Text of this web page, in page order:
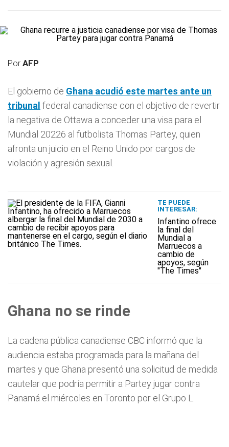
PorAFP
El gobierno de Ghana acudió este martes ante un
tribunal federal canadiense con el objetivo de revertir
la negativa de Ottawa a conceder una visa para el
Mundial 20226 al futbolista Thomas Partey, quien
afronta un juicio en el Reino Unido por cargos de
violación y agresión sexual.
TE PUEDE
INTERESAR:
Infantino ofrece
la final del
Mundial a
Marruecos a
cambio de
apoyos, según
"The Times"
Ghana no se rinde
La cadena pública canadiense CBC informó que la
audiencia estaba programada para la mañana del
martes y que Ghana presentó una solicitud de medida
cautelar que podría permitir a Partey jugar contra
Panamá el miércoles en Toronto por el Grupo L.